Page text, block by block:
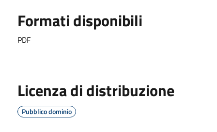
Formati disponibili
PDF
Licenza di distribuzione
Pubblico dominio